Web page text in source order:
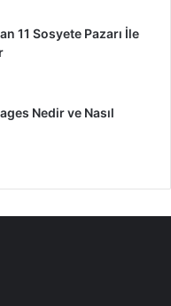
11 Sosyete Pazarı İle
Nedir ve Nasıl